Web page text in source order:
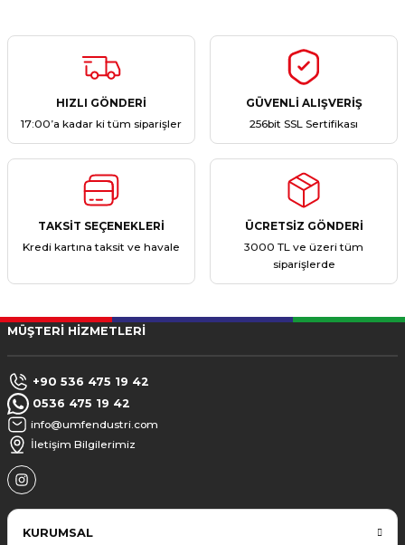
Yorum Yaz
Ürün hakkında henüz soru sorulmamış.
HIZLI GÖNDERİ
17:00’a kadar ki tüm siparişler
GÜVENLİ ALIŞVERİŞ
256bit SSL Sertifikası
TAKSİT SEÇENEKLERİ
Kredi kartına taksit ve havale
ÜCRETSİZ GÖNDERİ
3000 TL ve üzeri tüm
siparişlerde
MÜŞTERİ HİZMETLERİ
+90 536 475 19 42
0536 475 19 42
info@umfendustri.com
İletişim Bilgilerimiz
KURUMSAL